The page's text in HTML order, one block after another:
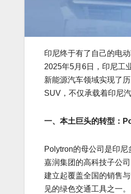
印尼终于有了自己的电
2025年5月6日，印尼工
新能源汽车领域实现了
SUV，不仅承载着印尼
一、本土巨头的转型：
Polytron的母公司是印
嘉润集团的高科技子公
建立起覆盖全国的销售
见的绿色交通工具之一。